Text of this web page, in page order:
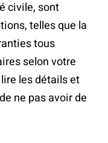
civile, sont
telles que la
tous
selon votre
les détails et
ne pas avoir de